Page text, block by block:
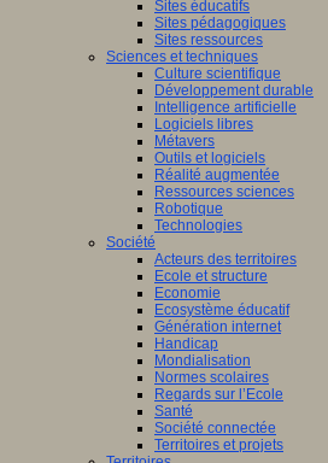
Sites éducatifs
Sites pédagogiques
Sites ressources
Sciences et techniques
Culture scientifique
Développement durable
Intelligence artificielle
Logiciels libres
Métavers
Outils et logiciels
Réalité augmentée
Ressources sciences
Robotique
Technologies
Société
Acteurs des territoires
Ecole et structure
Economie
Ecosystème éducatif
Génération internet
Handicap
Mondialisation
Normes scolaires
Regards sur l’Ecole
Santé
Société connectée
Territoires et projets